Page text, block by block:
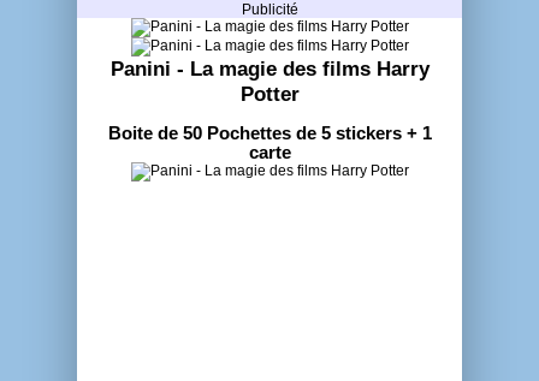
Publicité
Panini - La magie des films Harry
Potter
Boite de 50 Pochettes de 5 stickers + 1
carte